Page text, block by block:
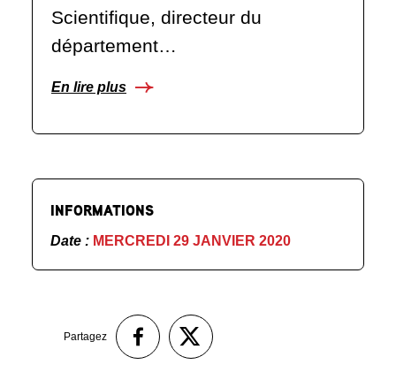
Scientifique, directeur du
département…
En lire plus
INFORMATIONS
Date : MERCREDI 29 JANVIER 2020
Partagez